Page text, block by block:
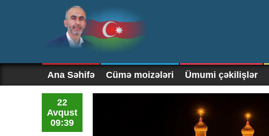
Ana Səhifə Cümə moizələri Ümumi çəkilişlər
22
Avqust
09:39